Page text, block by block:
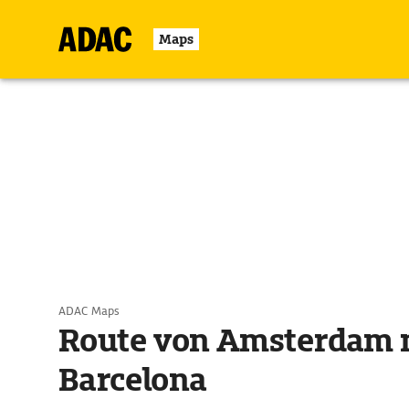
Maps
ADAC Maps
Route von Amsterdam
Barcelona